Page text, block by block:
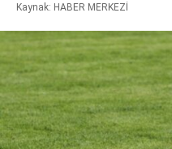
SAĞLIK
TEKNOLOJI
Kaynak: HABER MERKEZİ